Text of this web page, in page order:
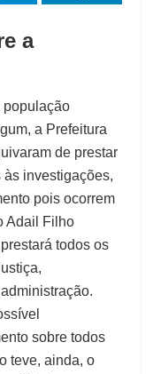
a
população
a Prefeitura
de prestar
investigações,
pois ocorrem
Adail Filho
todos os
sobre todos
teve, ainda, o